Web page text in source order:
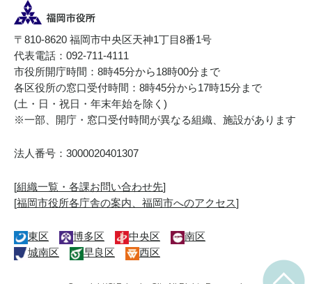
〒810-8620 福岡市中央区天神1丁目8番1号
代表電話：092-711-4111
市役所開庁時間：8時45分から18時00分まで
各区役所の窓口受付時間：8時45分から17時15分まで
(土・日・祝日・年末年始を除く)
※一部、開庁・窓口受付時間が異なる組織、施設があります
法人番号：3000020401307
[組織一覧・各課お問い合わせ先]
[福岡市役所各庁舎の案内、福岡市へのアクセス]
東区 博多区 中央区
南区
城南区
早良区 西区